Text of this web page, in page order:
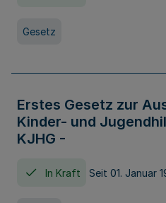
Gesetz
Erstes Gesetz zur
Kinder- und
KJHG -
In Kraft Seit 01. Januar